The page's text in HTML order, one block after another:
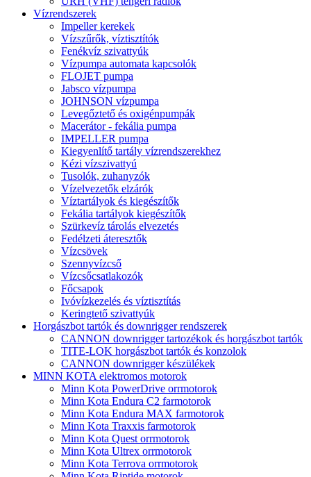
Vízrendszerek
Impeller kerekek
Vízszűrők, víztisztítók
Fenékvíz szivattyúk
Vízpumpa automata kapcsolók
FLOJET pumpa
Jabsco vízpumpa
JOHNSON vízpumpa
Levegőztető és oxigénpumpák
Macerátor - fekália pumpa
IMPELLER pumpa
Kiegyenlítő tartály vízrendszerekhez
Kézi vízszivattyú
Tusolók, zuhanyzók
Vízelvezetők elzárók
Víztartályok és kiegészítők
Fekália tartályok kiegészítők
Szürkevíz tárolás elvezetés
Fedélzeti áteresztők
Vízcsövek
Szennyvízcső
Vízcsőcsatlakozók
Főcsapok
Ivóvízkezelés és víztisztítás
Keringtető szivattyúk
Horgászbot tartók és downrigger rendszerek
CANNON downrigger tartozékok és horgászbot tartók
TITE-LOK horgászbot tartók és konzolok
CANNON downrigger készülékek
MINN KOTA elektromos motorok
Minn Kota PowerDrive orrmotorok
Minn Kota Endura C2 farmotorok
Minn Kota Endura MAX farmotorok
Minn Kota Traxxis farmotorok
Minn Kota Quest orrmotorok
Minn Kota Ultrex orrmotorok
Minn Kota Terrova orrmotorok